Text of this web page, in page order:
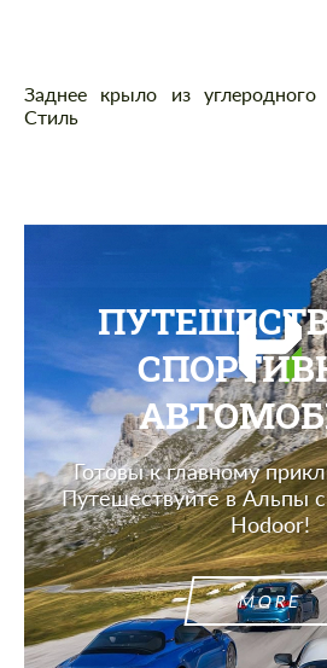
Описание
Заднее крыло из
Стиль
Готовы к главному
Путешествуйте в Альпы
Hodoor!
MORE